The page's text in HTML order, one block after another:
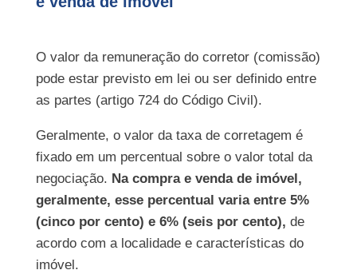
O valor da remuneração do corretor (comissão)
pode estar previsto em lei ou ser definido entre
as partes (artigo 724 do Código Civil).
Geralmente, o valor da taxa de corretagem é
fixado em um percentual sobre o valor total da
negociação. Na compra e venda de imóvel,
geralmente, esse percentual varia entre 5%
(cinco por cento) e 6% (seis por cento), de
acordo com a localidade e características do
imóvel.